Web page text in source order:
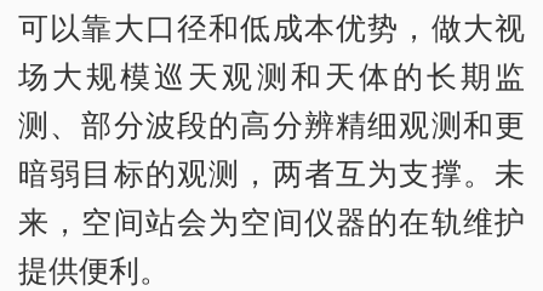
可以靠大口径和低成本优势，做大视
场大规模巡天观测和天体的长期监
测、部分波段的高分辨精细观测和更
暗弱目标的观测，两者互为支撑。未
来，空间站会为空间仪器的在轨维护
提供便利。